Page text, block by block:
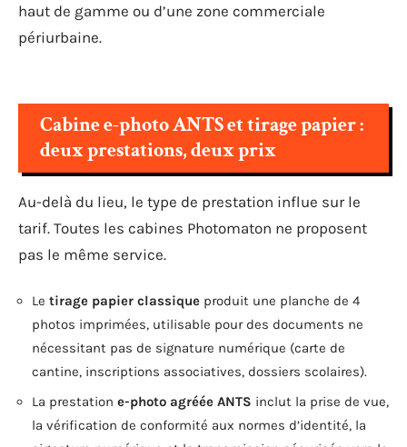
haut de gamme ou d’une zone commerciale
périurbaine.
Cabine e-photo ANTS et tirage papier :
deux prestations, deux prix
Au-delà du lieu, le type de prestation influe sur le
tarif. Toutes les cabines Photomaton ne proposent
pas le même service.
Le tirage papier classique produit une planche de 4
photos imprimées, utilisable pour des documents ne
nécessitant pas de signature numérique (carte de
cantine, inscriptions associatives, dossiers scolaires).
La prestation e-photo agréée ANTS inclut la prise de vue,
la vérification de conformité aux normes d’identité, la